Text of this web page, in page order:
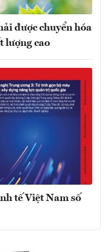
được chuyển hóa
lượng cao
tế Việt Nam số